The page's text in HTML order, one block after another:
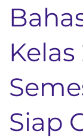
Kelas
Siap